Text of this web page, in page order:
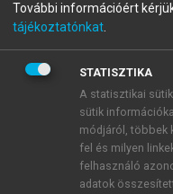
A regisztráció után a
BELÉPÉS
ÚJ FIÓK
1 óra díjmentes
További információért
tájékoztatónkat
STATISZTIKA
A statisztikai
sütik
módjáról, többek
fel és milyen
felhasználó
adatok